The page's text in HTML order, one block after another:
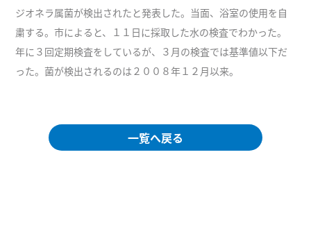
ジオネラ属菌が検出されたと発表した。当面、浴室の使用を自
粛する。市によると、１１日に採取した水の検査でわかった。
年に３回定期検査をしているが、３月の検査では基準値以下だ
った。菌が検出されるのは２００８年１２月以来。
一覧へ戻る